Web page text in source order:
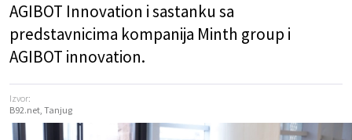
AGIBOT Innovation i sastanku sa
predstavnicima kompanija Minth group i
AGIBOT innovation.
Izvor:
B92.net, Tanjug